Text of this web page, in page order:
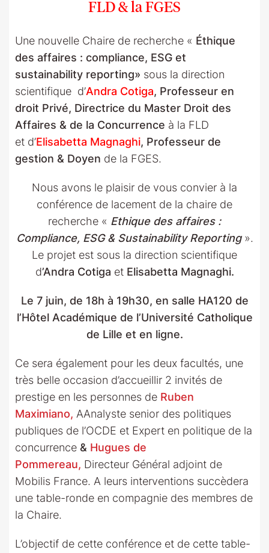
FLD & la FGES
Une nouvelle Chaire de recherche « Éthique
des affaires : compliance, ESG et
sustainability reporting» sous la direction
scientifique d’Andra Cotiga, Professeur en
droit Privé, Directrice du Master Droit des
Affaires & de la Concurrence à la FLD
et d’Elisabetta Magnaghi, Professeur de
gestion & Doyen de la FGES.
Nous avons le plaisir de vous convier à la
conférence de lacement de la chaire de
recherche « Ethique des affaires :
Compliance, ESG & Sustainability Reporting ».
Le projet est sous la direction scientifique
d’Andra Cotiga et Elisabetta Magnaghi.
Le 7 juin, de 18h à 19h30, en salle HA120 de
l’Hôtel Académique de l’Université Catholique
de Lille et en ligne.
Ce sera également pour les deux facultés, une
très belle occasion d’accueillir 2 invités de
prestige en les personnes de Ruben
Maximiano, AAnalyste senior des politiques
publiques de l’OCDE et Expert en politique de la
concurrence & Hugues de
Pommereau, Directeur Général adjoint de
Mobilis France. A leurs interventions succèdera
une table-ronde en compagnie des membres de
la Chaire.
L’objectif de cette conférence et de cette table-